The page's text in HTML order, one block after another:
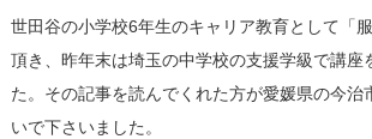
世田谷の小学校6年生のキャリア教育として「
頂き、昨年末は埼玉の中学校の支援学級で講座
た。その記事を読んでくれた方が愛媛県の今治
いで下さいました。